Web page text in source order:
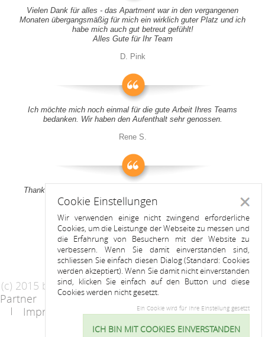
Vielen Dank für alles - das Apartment war in den vergangenen
Monaten übergangsmäßig für mich ein wirklich guter Platz und ich
habe mich auch gut betreut gefühlt!
Alles Gute für Ihr Team
D. Pink
Ich möchte mich noch einmal für die gute Arbeit Ihres Teams
bedanken. Wir haben den Aufenthalt sehr genossen.
Rene S.
Thank you all for your support! It was a pleasure to stay at your
apartment
Anitah S.
(c) 2015 by Riess Apartments
Partner
AGB
Datenschutzerklärung
Impressum
Kontakt
Cookie
Cookie Einstellungen
Wir verwenden einige nicht zwingend erforderliche
Cookies, um die Leistunge der Webseite zu messen und
die Erfahrung von Besuchern mit der Website zu
verbessern. Wenn Sie damit einverstanden sind,
schliessen Sie einfach diesen Dialog (Standard: Cookies
werden akzeptiert). Wenn Sie damit nicht einverstanden
sind, klicken Sie einfach auf den Button und diese
Cookies werden nicht gesetzt.
Ein Cookie wird für Ihre Einstellung gesetzt
ICH BIN MIT COOKIES EINVERSTANDEN